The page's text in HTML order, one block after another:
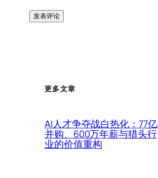
更多文章
AI人才争夺战白热化：77亿
并购、600万年薪与猎头行
业的价值重构